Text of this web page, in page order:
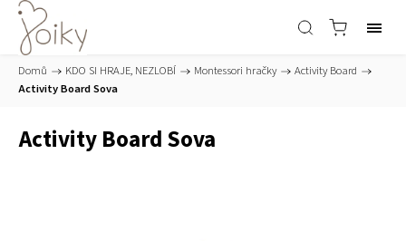
Domů / KDO SI HRAJE, NEZLOBÍ / Montessori hračky / Activity Board /
Activity Board Sova
Activity Board Sova